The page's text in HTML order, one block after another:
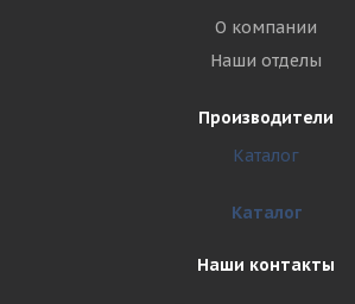
О компании
Наши отделы
Производители
Каталог
Каталог
Наши контакты